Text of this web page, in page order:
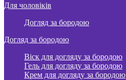
Для чоловіків
Догляд за бородою
Догляд за бородою
Віск для догляду за бородою
Гель для догляду за бородою
Крем для догляду за бородою